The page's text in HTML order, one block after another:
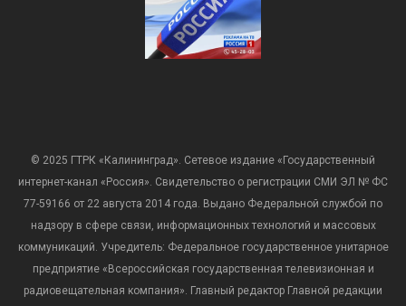
© 2025 ГТРК «Калининград». Сетевое издание «Государственный
интернет-канал «Россия». Свидетельство о регистрации СМИ ЭЛ № ФС
77-59166 от 22 августа 2014 года. Выдано Федеральной службой по
надзору в сфере связи, информационных технологий и массовых
коммуникаций. Учредитель: Федеральное государственное унитарное
предприятие «Всероссийская государственная телевизионная и
радиовещательная компания». Главный редактор Главной редакции